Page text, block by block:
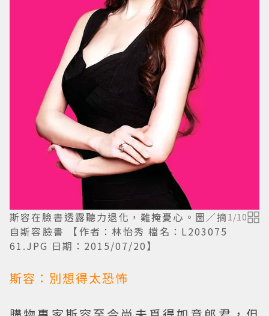
斯容在臉書透露聽力退化，難掩憂心。圖／摘
自斯容臉書 【作者：林怡秀 檔名：L203075
61.JPG 日期：2015/07/20】
1/10
斯容：別想得太恐怖